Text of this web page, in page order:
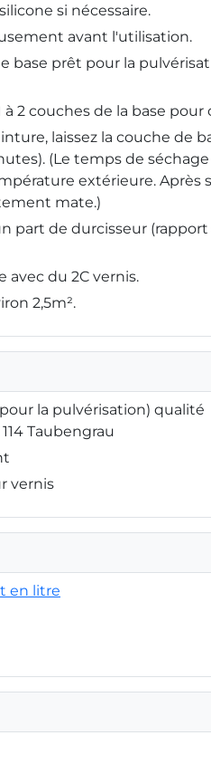
si nécessaire.
avant l'utilisation.
base prêt pour la
2 couches de la base pour
laissez la couche de
(Le temps de
extérieure. Après
mate.)
part de durcisseur (rapport
avec du 2C vernis.
2,5m².
la pulvérisation) qualité
Taubengrau
vernis
en litre